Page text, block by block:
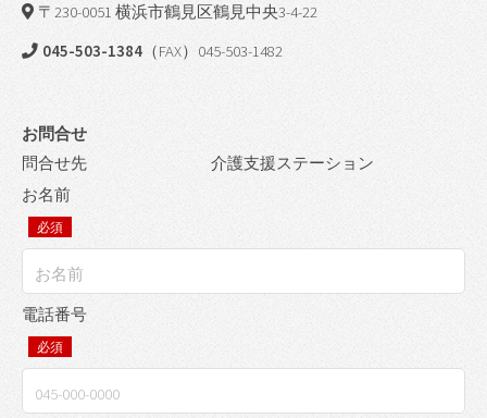
〒230-0051 横浜市鶴見区鶴見中央3-4-22
045-503-1384 （FAX）045-503-1482
お問合せ
問合せ先
介護支援ステーション
お名前
必須
電話番号
必須